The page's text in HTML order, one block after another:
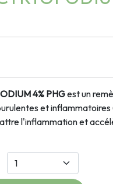
4% PHGest un
et
l'inflammation et